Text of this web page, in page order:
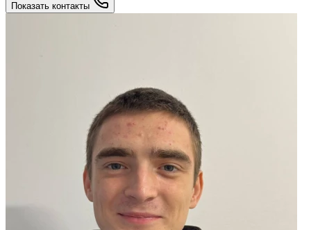
Показать контакты